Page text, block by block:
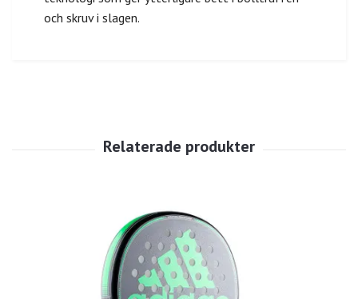
och skruv i slagen.